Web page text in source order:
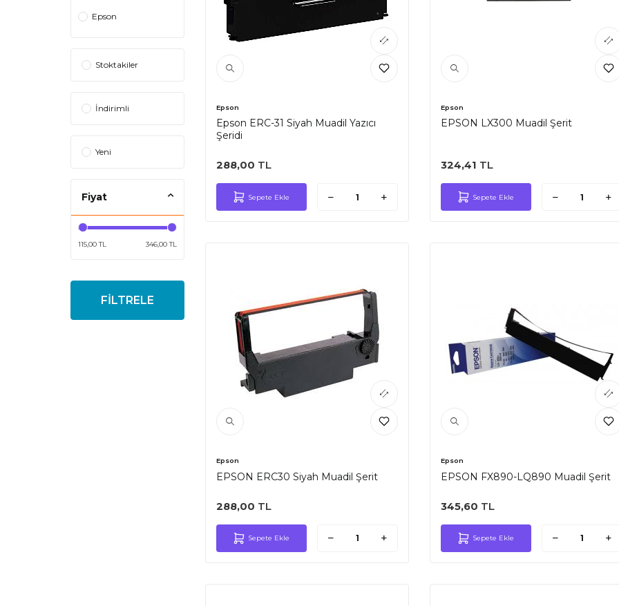
Epson
Stoktakiler
İndirimli
Yeni
Fiyat
115,00 TL 346,00 TL
FİLTRELE
Epson
Epson ERC-31 Siyah Muadil Yazıcı
Şeridi
288,00 TL
Sepete Ekle
Epson
EPSON LX300 Muadil Şerit
324,41 TL
Sepete Ekle
Epson
EPSON ERC30 Siyah Muadil Şerit
288,00 TL
Sepete Ekle
Epson
EPSON FX890-LQ890 Muadil Şerit
345,60 TL
Sepete Ekle